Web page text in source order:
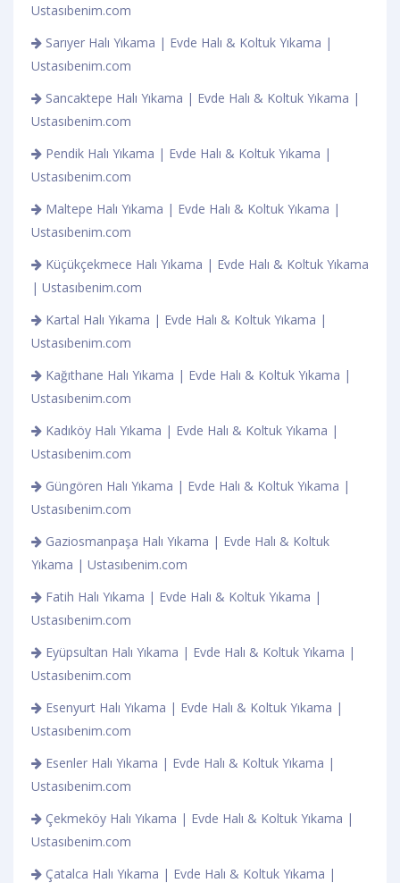
Ustasıbenim.com
Sarıyer Halı Yıkama | Evde Halı & Koltuk Yıkama |
Ustasıbenim.com
Sancaktepe Halı Yıkama | Evde Halı & Koltuk Yıkama |
Ustasıbenim.com
Pendik Halı Yıkama | Evde Halı & Koltuk Yıkama |
Ustasıbenim.com
Maltepe Halı Yıkama | Evde Halı & Koltuk Yıkama |
Ustasıbenim.com
Küçükçekmece Halı Yıkama | Evde Halı & Koltuk Yıkama
| Ustasıbenim.com
Kartal Halı Yıkama | Evde Halı & Koltuk Yıkama |
Ustasıbenim.com
Kağıthane Halı Yıkama | Evde Halı & Koltuk Yıkama |
Ustasıbenim.com
Kadıköy Halı Yıkama | Evde Halı & Koltuk Yıkama |
Ustasıbenim.com
Güngören Halı Yıkama | Evde Halı & Koltuk Yıkama |
Ustasıbenim.com
Gaziosmanpaşa Halı Yıkama | Evde Halı & Koltuk
Yıkama | Ustasıbenim.com
Fatih Halı Yıkama | Evde Halı & Koltuk Yıkama |
Ustasıbenim.com
Eyüpsultan Halı Yıkama | Evde Halı & Koltuk Yıkama |
Ustasıbenim.com
Esenyurt Halı Yıkama | Evde Halı & Koltuk Yıkama |
Ustasıbenim.com
Esenler Halı Yıkama | Evde Halı & Koltuk Yıkama |
Ustasıbenim.com
Çekmeköy Halı Yıkama | Evde Halı & Koltuk Yıkama |
Ustasıbenim.com
Çatalca Halı Yıkama | Evde Halı & Koltuk Yıkama |